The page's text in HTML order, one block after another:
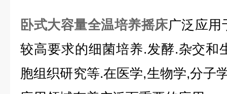
卧式大容量全温培养摇床广泛应用
较高要求的细菌培养.发酵.杂交和
胞组织研究等.在医学,生物学,分子